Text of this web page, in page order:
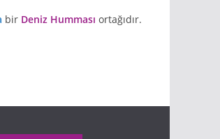
bir Deniz Humması ortağıdır.